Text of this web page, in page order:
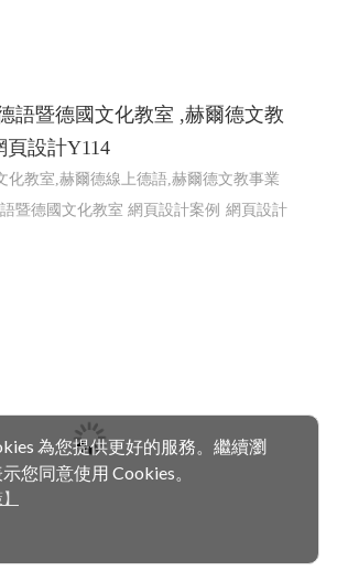
為您提供更好的服務。繼續瀏
您同意使用 Cookies。
語暨德國文化教室 ,赫爾德文教
頁設計Y114
化教室,赫爾德線上德語,赫爾德文教事業
暨德國文化教室 網頁設計案例 網頁設計